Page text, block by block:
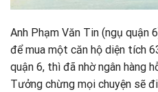
Anh Phạm Văn Tin (ngụ quận
để mua một căn hộ diện tích
quận 6, thì đã nhờ ngân hàng
Tưởng chừng mọi chuyện sẽ